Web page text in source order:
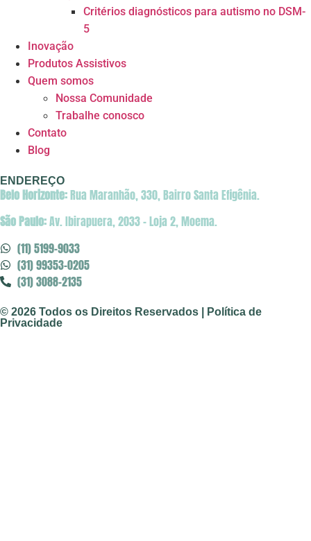
Critérios diagnósticos para autismo no DSM-
5
Inovação
Produtos Assistivos
Quem somos
Nossa Comunidade
Trabalhe conosco
Contato
Blog
ENDEREÇO
Belo Horizonte:Rua Maranhão, 330, Bairro Santa Efigênia.
São Paulo:Av. Ibirapuera, 2033 – Loja 2, Moema.
(11) 5199-9033
(31) 99353-0205
(31) 3088-2135
© 2026 Todos os Direitos Reservados | Política de
Privacidade